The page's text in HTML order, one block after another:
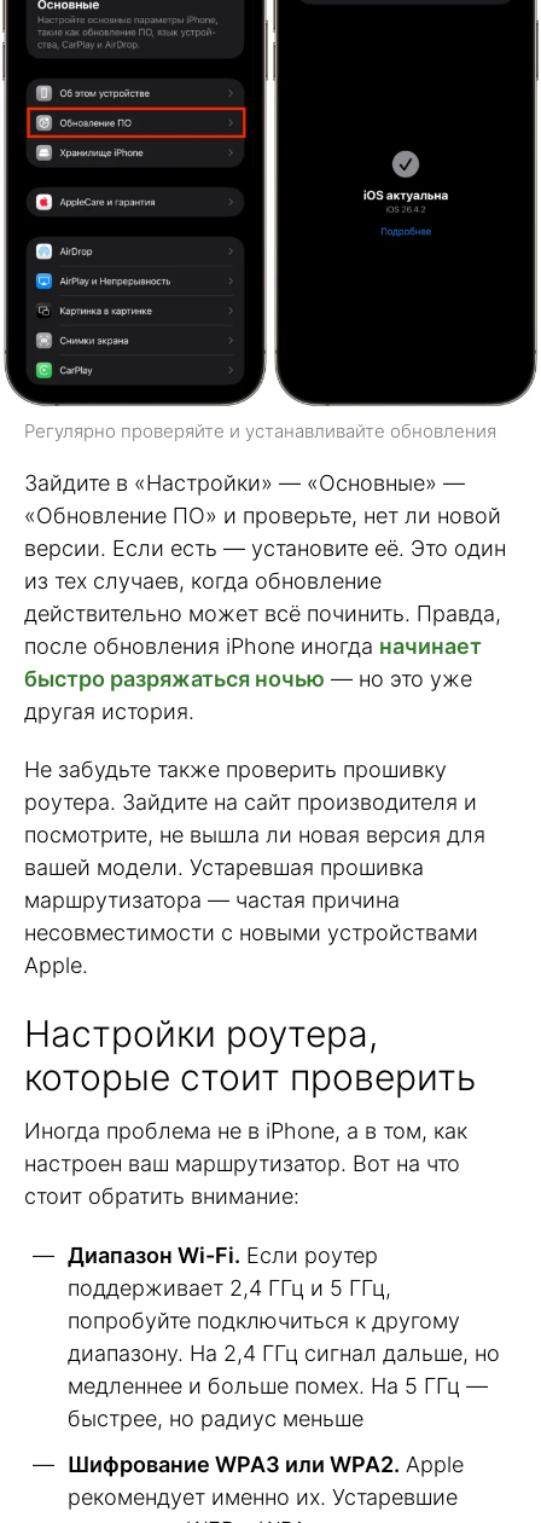
Регулярно проверяйте и устанавливайте обновления
Зайдите в «Настройки» — «Основные» —
«Обновление ПО» и проверьте, нет ли новой
версии. Если есть — установите её. Это один
из тех случаев, когда обновление
действительно может всё починить. Правда,
после обновления iPhone иногда начинает
быстро разряжаться ночью — но это уже
другая история.
Не забудьте также проверить прошивку
роутера. Зайдите на сайт производителя и
посмотрите, не вышла ли новая версия для
вашей модели. Устаревшая прошивка
маршрутизатора — частая причина
несовместимости с новыми устройствами
Apple.
Настройки роутера,
которые стоит проверить
Иногда проблема не в iPhone, а в том, как
настроен ваш маршрутизатор. Вот на что
стоит обратить внимание:
Диапазон Wi-Fi. Если роутер
поддерживает 2,4 ГГц и 5 ГГц,
попробуйте подключиться к другому
диапазону. На 2,4 ГГц сигнал дальше, но
медленнее и больше помех. На 5 ГГц —
быстрее, но радиус меньше
Шифрование WPA3 или WPA2. Apple
рекомендует именно их. Устаревшие